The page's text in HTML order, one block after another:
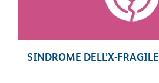
SINDROME DELL’X-FRAGILE